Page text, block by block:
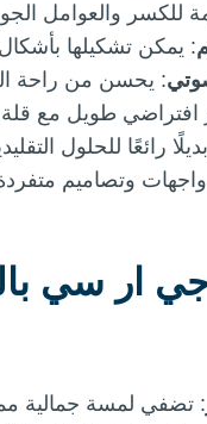
للكسر والعوامل
: يمكن تشكيلها
: يحسن من راحة
طويل مع قلة
رائعًا للحلول
وتصاميم
ار سي
: تضفي لمسة جمالية